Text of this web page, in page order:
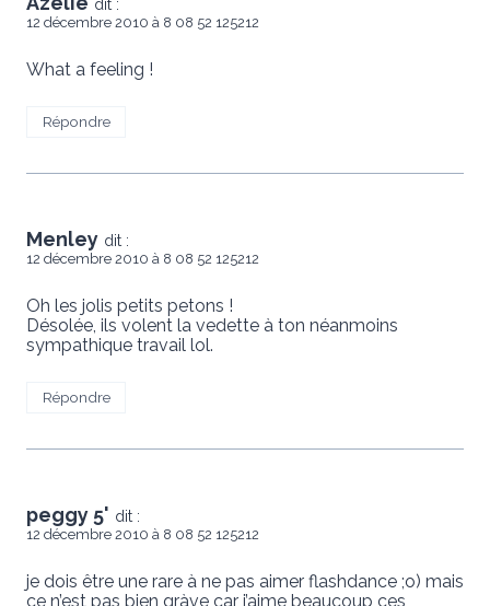
dit :
12 décembre 2010 à 8 08 52 125212
What a feeling !
Répondre
Menley dit :
12 décembre 2010 à 8 08 52 125212
Oh les jolis petits petons !
Désolée, ils volent la vedette à ton néanmoins
sympathique travail lol.
Répondre
peggy 5' dit :
12 décembre 2010 à 8 08 52 125212
je dois être une rare à ne pas aimer flashdance ;o) mais
ce n’est pas bien gràve car j’aime beaucoup ces